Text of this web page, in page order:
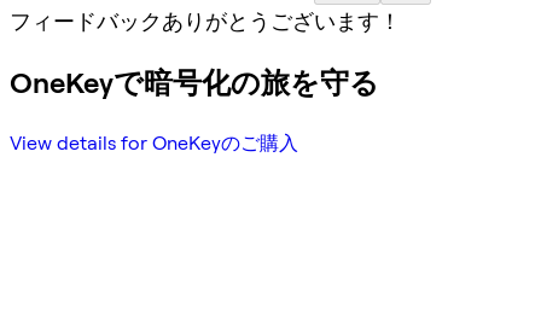
フィードバックありがとうございます！
OneKeyで暗号化の旅を守る
View details for OneKeyのご購入